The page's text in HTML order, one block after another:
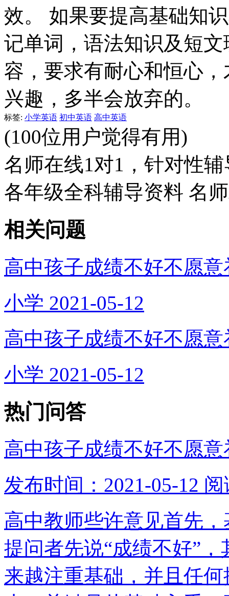
效。 如果要提高基础知
记单词，语法知识及短
容，要求有耐心和恒心
兴趣，多半会放弃的。
标签: 小学英语 初中英语 高中英语
(100位用户觉得有用)
名师在线1对1，针对性
各年级全科辅导资料 名
相关问题
高中孩子成绩不好不愿
小学 2021-05-12
高中孩子成绩不好不愿
小学 2021-05-12
热门问答
高中孩子成绩不好不愿
发布时间：2021-05-12 阅
高中教师些许意见首先
提问者先说“成绩不好”
来越注重基础，并且任